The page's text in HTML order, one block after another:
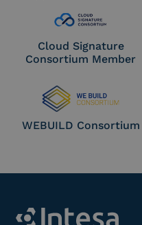
Cloud Signature
Consortium Member
WEBUILD Consortium